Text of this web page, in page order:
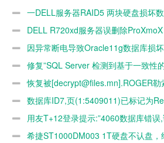
恢复一例
ProXmoX VE
恢复案例
12541
常使用
一DELL服务器RAID5 两块硬盘损坏
DELL R720xd服务器误删除
例
因异常断电导致Oracle11g数据库损
ORA-12541不能正常使用
修复”SQL Server 检测到基于一致性
裂…….错误号: 824″的数据库
恢复被[decrypt@files.mn].ROGER
SQL2008 R2 MDF数据库文件
数据库ID7,页(1:5409011)已标记为
磁盘已损坏。要从此状态恢复，请执行还
用友T+12登录提示:”4060数据库错
请的数据库
希捷ST1000DM003 1T硬盘不认盘